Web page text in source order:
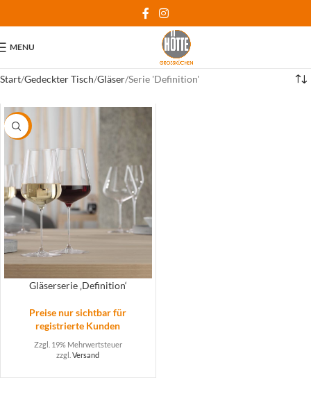
MENU
Start Gedeckter Tisch Gläser Serie 'Definition'
-5%
Gläserserie ‚Definition‘
Preise nur sichtbar für
registrierte Kunden
Zzgl. 19% Mehrwertsteuer
zzgl.Versand